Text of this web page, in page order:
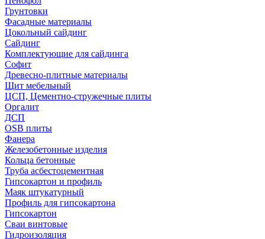
Грунтовки
Фасадные материалы
Цокольный сайдинг
Сайдинг
Комплектующие для сайдинга
Софит
Древесно-плитные материалы
Щит мебельный
ЦСП, Цементно-стружечные плиты
Оргалит
ДСП
OSB плиты
Фанера
Железобетонные изделия
Кольца бетонные
Труба асбестоцементная
Гипсокартон и профиль
Маяк штукатурный
Профиль для гипсокартона
Гипсокартон
Сваи винтовые
Гидроизоляция